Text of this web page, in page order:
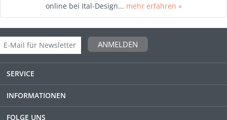
online bei Ital-Design... mehr erfahren »
ANMELDEN
SERVICE
INFORMATIONEN
FOLGE UNS